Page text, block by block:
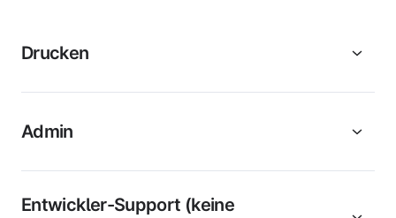
Drucken
Admin
Entwickler-Support (keine